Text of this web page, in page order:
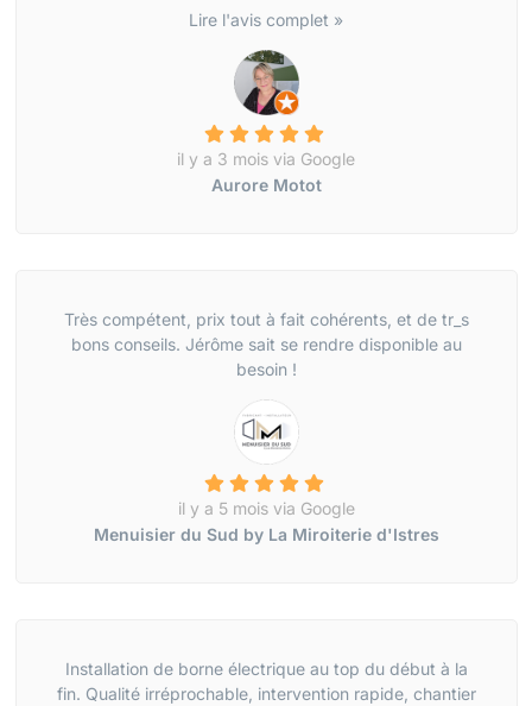
Lire l'avis complet »
il y a 3 mois via Google
Aurore Motot
Très compétent, prix tout à fait cohérents, et de tr_s
bons conseils. Jérôme sait se rendre disponible au
besoin !
il y a 5 mois via Google
Menuisier du Sud by La Miroiterie d'Istres
Installation de borne électrique au top du début à la
fin. Qualité irréprochable, intervention rapide, chantier